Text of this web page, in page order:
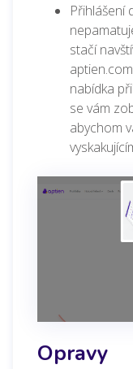
Přihlášení
stačí
nabídka
se vám
abychom
Opravy